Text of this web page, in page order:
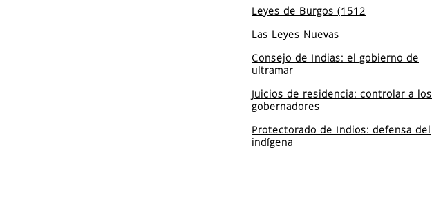
Leyes de Burgos (1512
Las Leyes Nuevas
Consejo de Indias: el gobierno de
ultramar
Juicios de residencia: controlar a los
gobernadores
Protectorado de Indios: defensa del
indígena